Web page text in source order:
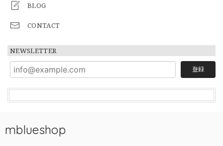
BLOG
CONTACT
NEWSLETTER
登録
mblueshop